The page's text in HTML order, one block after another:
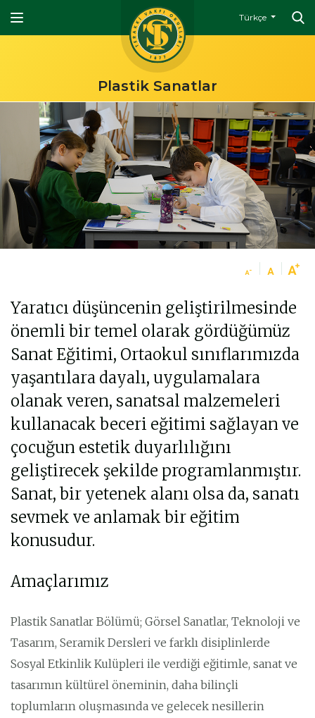
Türkçe
Plastik Sanatlar
Yaratıcı düşüncenin geliştirilmesinde
önemli bir temel olarak gördüğümüz
Sanat Eğitimi, Ortaokul sınıflarımızda
yaşantılara dayalı, uygulamalara
olanak veren, sanatsal malzemeleri
kullanacak beceri eğitimi sağlayan ve
çocuğun estetik duyarlılığını
geliştirecek şekilde programlanmıştır.
Sanat, bir yetenek alanı olsa da, sanatı
sevmek ve anlamak bir eğitim
konusudur.
Amaçlarımız
Plastik Sanatlar Bölümü; Görsel Sanatlar, Teknoloji ve
Tasarım, Seramik Dersleri ve farklı disiplinlerde
Sosyal Etkinlik Kulüpleri ile verdiği eğitimle, sanat ve
tasarımın kültürel öneminin, daha bilinçli
toplumların oluşmasında ve gelecek nesillerin